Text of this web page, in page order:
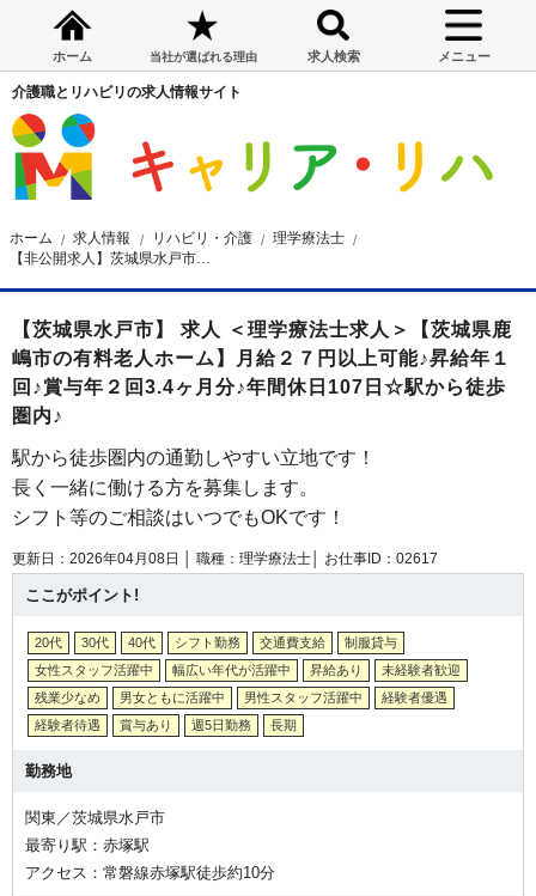
ホーム 当社が選ばれる理由 求人検索 メニュー
介護職とリハビリの求人情報サイト
ホーム 求人情報 リハビリ・介護
理学療法士
【茨城県水戸市】 求人 ＜理学療法士求人＞【茨城県鹿
嶋市の有料老人ホーム】月給２７円以上可能♪昇給年１
回♪賞与年２回3.4ヶ月分♪年間休日107日☆駅から徒歩
圏内♪
駅から徒歩圏内の通勤しやすい立地です！
長く一緒に働ける方を募集します。
シフト等のご相談はいつでもOKです！
更新日：2026年04月08日 │ 職種：理学療法士│ お仕事ID：02617
ここがポイント!
20代 30代 40代 シフト勤務 交通費支給
制服貸与
女性スタッフ活躍中
幅広い年代が活躍中 昇給あり
未経験者歓迎
残業少なめ
男女ともに活躍中 男性スタッフ活躍中
経験者優遇
経験者待遇
賞与あり 週5日勤務 長期
勤務地
関東／茨城県水戸市
最寄り駅：赤塚駅
アクセス：常磐線赤塚駅徒歩約10分